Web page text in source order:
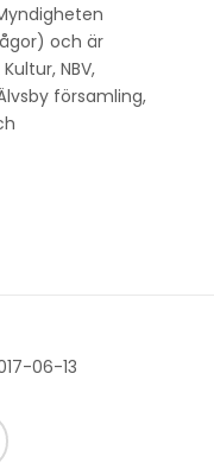
och är
NBV,
församling,
06-13